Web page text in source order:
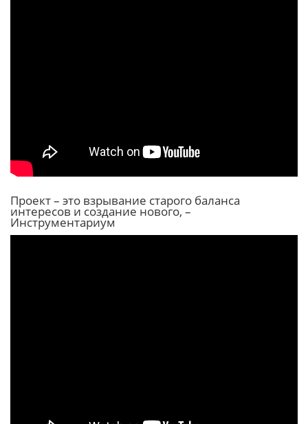
Проект – это взрывание старого баланса
интересов и создание нового, –
Инструментариум